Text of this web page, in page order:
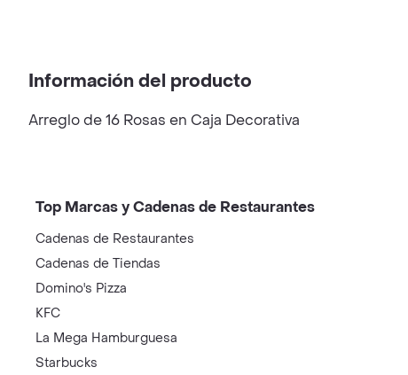
Información del producto
Arreglo de 16 Rosas en Caja Decorativa
Top Marcas y Cadenas de Restaurantes
Cadenas de Restaurantes
Cadenas de Tiendas
Domino's Pizza
KFC
La Mega Hamburguesa
Starbucks